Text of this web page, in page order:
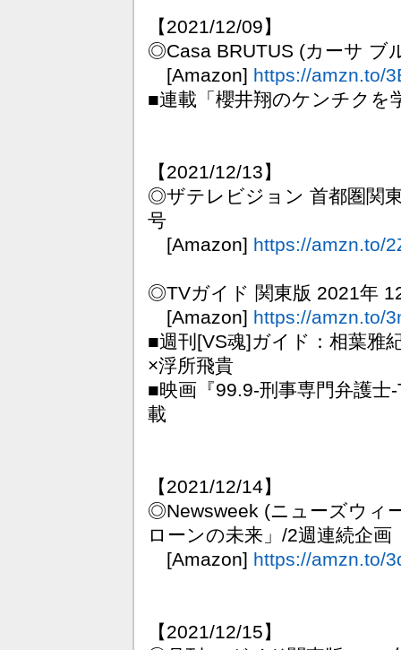
【2021/12/09】
◎Casa BRUTUS (カーサ ブ
[Amazon] https://amzn.to/
■連載「櫻井翔のケンチクを
【2021/12/13】
◎ザテレビジョン 首都圏関
号
[Amazon] https://amzn.to/
◎TVガイド 関東版 2021年
[Amazon] https://amzn.to/
■週刊[VS魂]ガイド：相葉雅
×浮所飛貴
■映画『99.9-刑事専門弁護
載
【2021/12/14】
◎Newsweek (ニューズウィ
ローンの未来」/2週連続企
[Amazon] https://amzn.to/
【2021/12/15】